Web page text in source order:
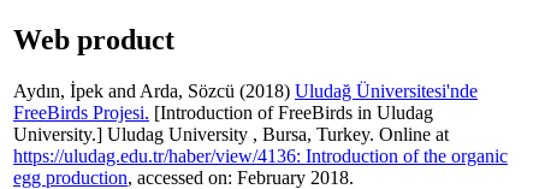
Web product
Aydın, İpek and Arda, Sözcü (2018) Uludağ Üniversitesi'nde
FreeBirds Projesi. [Introduction of FreeBirds in Uludag
University.] Uludag University , Bursa, Turkey. Online at
https://uludag.edu.tr/haber/view/4136: Introduction of the organic
egg production, accessed on: February 2018.